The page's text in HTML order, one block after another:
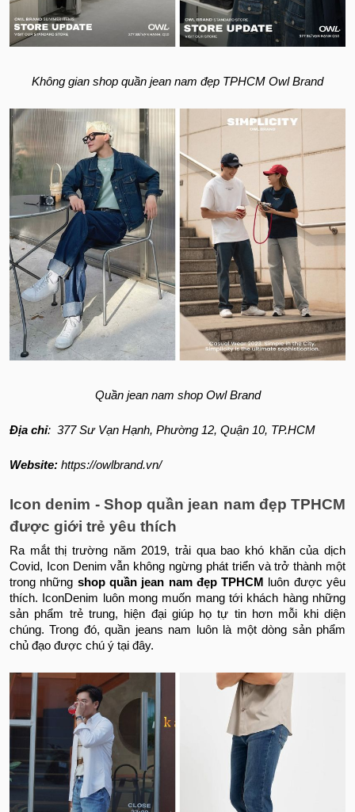
Không gian shop quần jean nam đẹp TPHCM Owl Brand
Quần jean nam shop Owl Brand
Địa chỉ: 377 Sư Vạn Hạnh, Phường 12, Quận 10, TP.HCM
Website: https://owlbrand.vn/
Icon denim - Shop quần jean nam đẹp TPHCM
được giới trẻ yêu thích
Ra mắt thị trường năm 2019, trải qua bao khó khăn của dịch
Covid, Icon Denim vẫn không ngừng phát triển và trở thành một
trong những shop quần jean nam đẹp TPHCM
luôn được yêu
thích. IconDenim luôn mong muốn mang tới khách hàng những
sản phẩm trẻ trung, hiện đại giúp họ tự tin hơn mỗi khi diện
chúng. Trong đó, quần jeans nam luôn là một dòng sản phẩm
chủ đạo được chú ý tại đây.